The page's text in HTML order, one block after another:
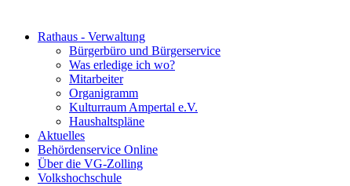
Rathaus - Verwaltung
Bürgerbüro und Bürgerservice
Was erledige ich wo?
Mitarbeiter
Organigramm
Kulturraum Ampertal e.V.
Haushaltspläne
Aktuelles
Behördenservice Online
Über die VG-Zolling
Volkshochschule